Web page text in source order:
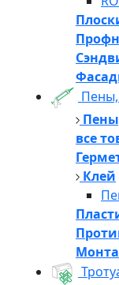
Пены,
все
Клей